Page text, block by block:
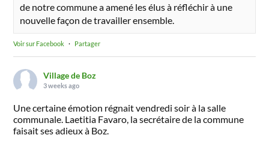
de notre commune a amené les élus à réfléchir à une
nouvelle façon de travailler ensemble.
Voir sur Facebook · Partager
Village de Boz
3 weeks ago
Une certaine émotion régnait vendredi soir à la salle
communale. Laetitia Favaro, la secrétaire de la commune
faisait ses adieux à Boz.